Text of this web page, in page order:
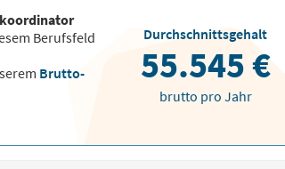
Berufsfeld
Brutto-
Durchschnittsgehalt
55.545 €
brutto pro Jahr